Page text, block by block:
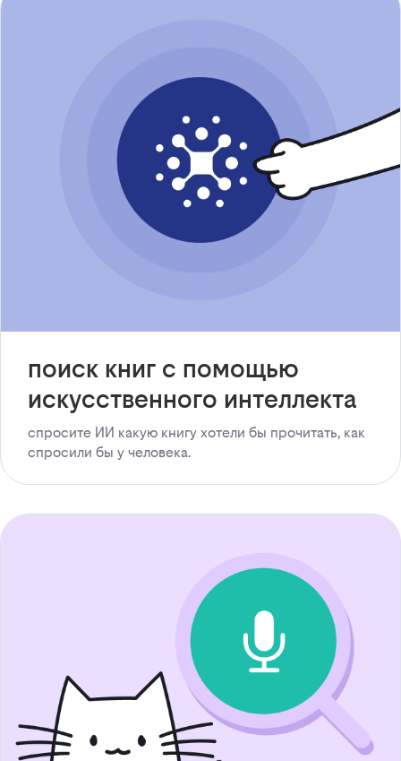
поиск книг с помощью
искусственного интеллекта
спросите ИИ какую книгу хотели бы прочитать, как
спросили бы у человека.